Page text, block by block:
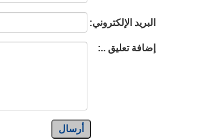
البريد الإلكتروني:
إضافة تعليق ..:
أرسال